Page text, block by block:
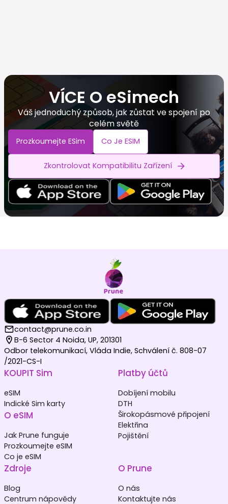
VÍCE O eSimech
Váš jednoduchý způsob, jak zůstat ve spojení po
celém světě
Prozkoumejte ESim Co Je ESIM
Zkontrolovat Kompatibilitu Zařízení
contact@prune.co.in
B-6 Sector 4 Noida, UP, 201301
Odbor telekomunikací, Vláda Indie, Schválení č. 808-07
/2021-CS-I
KOUPIT Sim
eSIM
Indické Sim karty
O eSIM
Jak Prune funguje
Prozkoumejte eSIM
Co je eSIM
Platby účtů
Dobíjení mobilu
DTH
Širokopásmové připojení
Elektřina
Pojištění
Zdroje
Blog
Centrum nápovědy
O Prune
O nás
Kontaktujte nás